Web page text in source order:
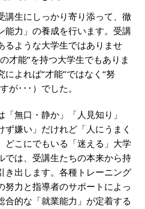
講生にしっかり寄り添って、徹
能力」の養成を行います。受講
るような大学生ではありませ
才能”を持つ大学生でもありま
よれば“才能”ではなく“努
が･･･）でした。
無口・静か」「人見知り」
ず嫌い」だけれど「人にうまく
どこにでもいる「迷える」大学
では、受講生たちの本来から持
き出します。各種トレーニング
努力と指導者のサポートによっ
合的な「就業能力」が定着する